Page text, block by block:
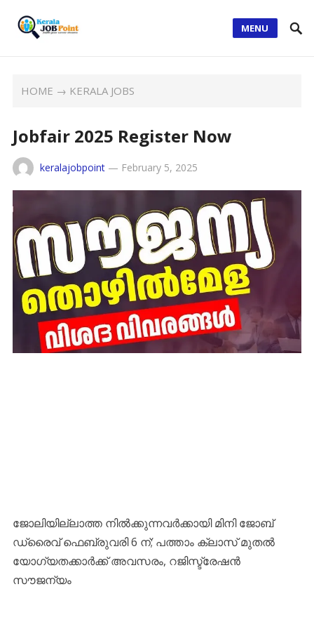
MENU
HOME → KERALA JOBS
Jobfair 2025 Register Now
keralajobpoint— February 5, 2025
ജോലിയില്ലാത്ത നിൽക്കുന്നവർക്കായി മിനി ജോബ്
ഡ്രൈവ് ഫെബ്രുവരി 6 ന്; പത്താം ക്ലാസ് മുതൽ
യോഗ്യതക്കാർക്ക് അവസരം, റജിസ്ട്രേഷൻ
സൗജന്യം